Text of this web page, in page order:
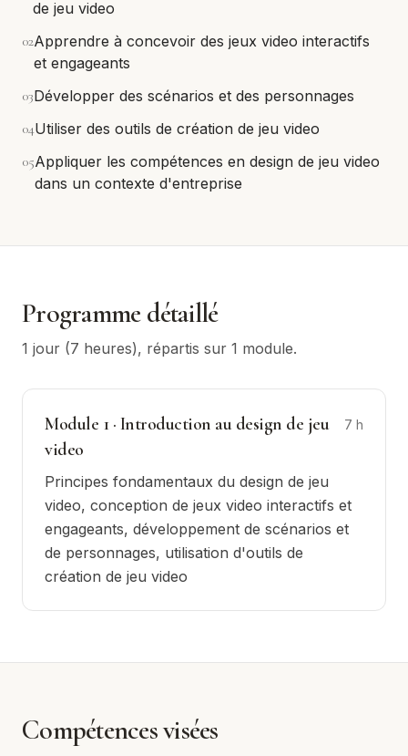
de jeu video
02Apprendre à concevoir des jeux video interactifs
et engageants
03Développer des scénarios et des personnages
04Utiliser des outils de création de jeu video
05Appliquer les compétences en design de jeu video
dans un contexte d'entreprise
Programme détaillé
1 jour (7 heures), répartis sur 1 module.
Module 1· Introduction au design de jeu
video
7 h
Principes fondamentaux du design de jeu
video, conception de jeux video interactifs et
engageants, développement de scénarios et
de personnages, utilisation d'outils de
création de jeu video
Compétences visées